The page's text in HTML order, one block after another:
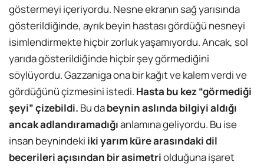
göstermeyi içeriyordu. Nesne ekranın sağ yarısında
gösterildiğinde, ayrık beyin hastası gördüğü nesneyi
isimlendirmekte hiçbir zorluk yaşamıyordu. Ancak, sol
yarıda gösterildiğinde hiçbir şey görmediğini
söylüyordu. Gazzaniga ona bir kağıt ve kalem verdi ve
gördüğünü çizmesini istedi. Hasta bu kez “görmediği
şeyi” çizebildi. Bu dabeynin aslında bilgiyi aldığı
ancak adlandıramadığıanlamına geliyordu. Bu ise
insan beynindeki iki yarım küre arasındaki dil
becerileri açısından bir asimetriolduğuna işaret